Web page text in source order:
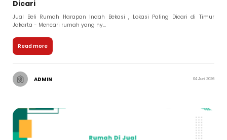
Dicari
Jual Beli Rumah Harapan Indah Bekasi , Lokasi Paling Dicari di Timur
Jakarta - Mencari rumah yang ny...
Read more
ADMIN 04 Juni 2026